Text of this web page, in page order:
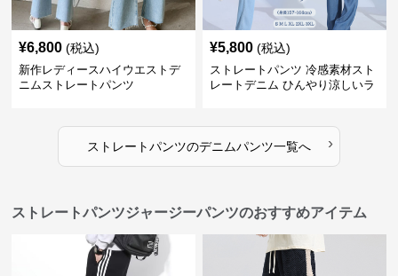
¥6,800 (税込)
新作レディースハイウエストデ
ニムストレートパンツ
¥5,800 (税込)
ストレートパンツ 冷感素材スト
レートデニム ひんやり涼しいラ
ストレートパンツのデニムパンツ一覧へ ›
ストレートパンツジャージーパンツのおすすめアイテム